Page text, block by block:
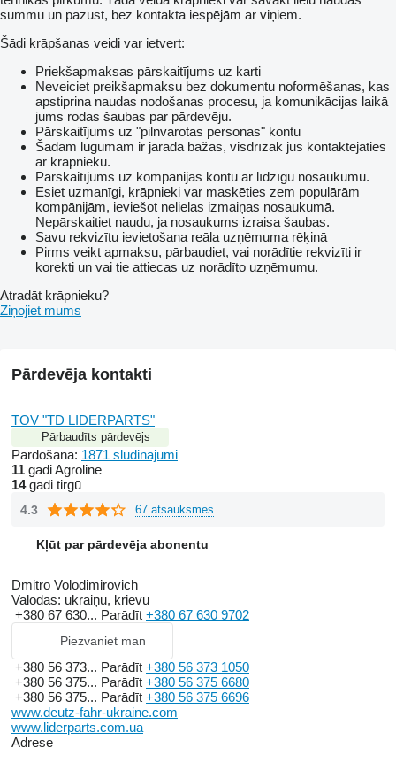
summu un pazust, bez kontakta iespējām ar viņiem.
Šādi krāpšanas veidi var ietvert:
Priekšapmaksas pārskaitījums uz karti
Neveiciet preikšapmaksu bez dokumentu noformēšanas, kas
apstiprina naudas nodošanas procesu, ja komunikācijas laikā
jums rodas šaubas par pārdevēju.
Pārskaitījums uz "pilnvarotas personas" kontu
Šādam lūgumam ir jārada bažās, visdrīzāk jūs kontaktējaties
ar krāpnieku.
Pārskaitījums uz kompānijas kontu ar līdzīgu nosaukumu.
Esiet uzmanīgi, krāpnieki var maskēties zem populārām
kompānijām, ieviešot nelielas izmaiņas nosaukumā.
Nepārskaitiet naudu, ja nosaukums izraisa šaubas.
Savu rekvizītu ievietošana reāla uzņēmuma rēķinā
Pirms veikt apmaksu, pārbaudiet, vai norādītie rekvizīti ir
korekti un vai tie attiecas uz norādīto uzņēmumu.
Atradāt krāpnieku?
Ziņojiet mums
Pārdevēja kontakti
TOV "TD LIDERPARTS"
Pārbaudīts pārdevējs
Pārdošanā: 1871 sludinājumi
11 gadi Agroline
14gadi tirgū
4.3 67 atsauksmes
Kļūt par pārdevēja abonentu
Dmitro Volodimirovich
Valodas: ukraiņu, krievu
+380 67 630... Parādīt +380 67 630 9702
Piezvaniet man
+380 56 373... Parādīt +380 56 373 1050
+380 56 375... Parādīt +380 56 375 6680
+380 56 375... Parādīt +380 56 375 6696
www.deutz-fahr-ukraine.com
www.liderparts.com.ua
Adrese